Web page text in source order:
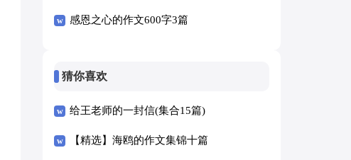
感恩之心的作文600字3篇
猜你喜欢
给王老师的一封信(集合15篇)
【精选】海鸥的作文集锦十篇